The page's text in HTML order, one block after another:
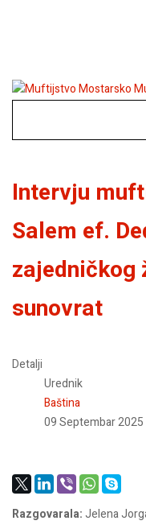
Intervju
Salem ef.
zajedničkog
sunovrat
Detalji
Urednik
Baština
09 Septembar 2025
Razgovarala:Jelena